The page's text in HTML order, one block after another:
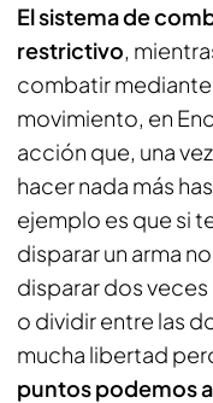
El sistema de
restrictivo,
combatir
movimiento, en
acción que, una
hacer nada más
ejemplo es que si
disparar un arma
disparar dos
o dividir entre las
mucha libertad
puntos podemos